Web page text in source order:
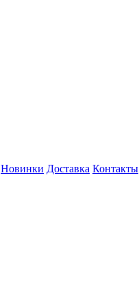
Новинки Доставка Контакты